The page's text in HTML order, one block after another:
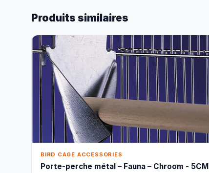
Produits similaires
BIRD CAGE ACCESSORIES
Porte-perche métal – Fauna – Chroom - 5CM